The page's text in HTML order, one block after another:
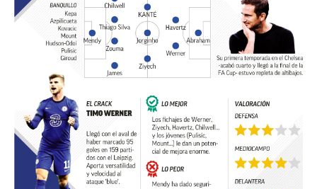
To subscribe, simply enter your email address on our website
or click the subscribe button below. Don't worry, we respect
your privacy and won't spam your inbox. Your information is
safe with us.
SUBSCRIBE
I've read and accept the Privacy Policy.